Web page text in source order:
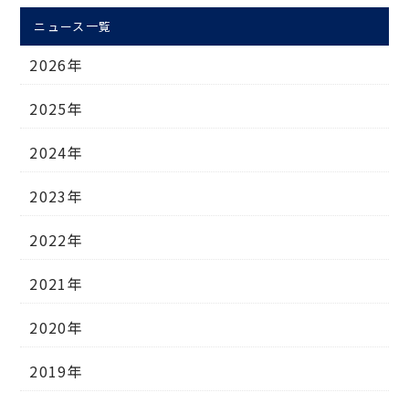
ニュース一覧
2026年
2025年
2024年
2023年
2022年
2021年
2020年
2019年